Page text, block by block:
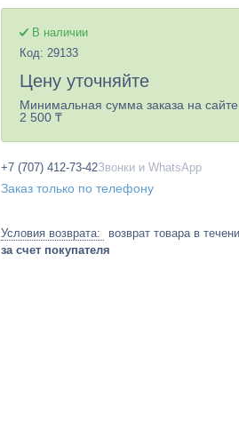
В наличии
Код: 29133
Цену уточняйте
Минимальная сумма заказа на
2 500 ₸
+7 (707) 412-73-42Звонки и WhatsApp
Заказ только по телефону
возврат товара в
за счет покупателя